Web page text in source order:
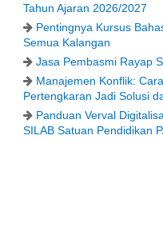
Tahun Ajaran 2026/2027
Pentingnya Kursus
Semua Kalangan
Jasa Pembasmi Rayap
Manajemen Konflik:
Pertengkaran Jadi Solusi
Panduan Verval
SILAB Satuan Pendidikan